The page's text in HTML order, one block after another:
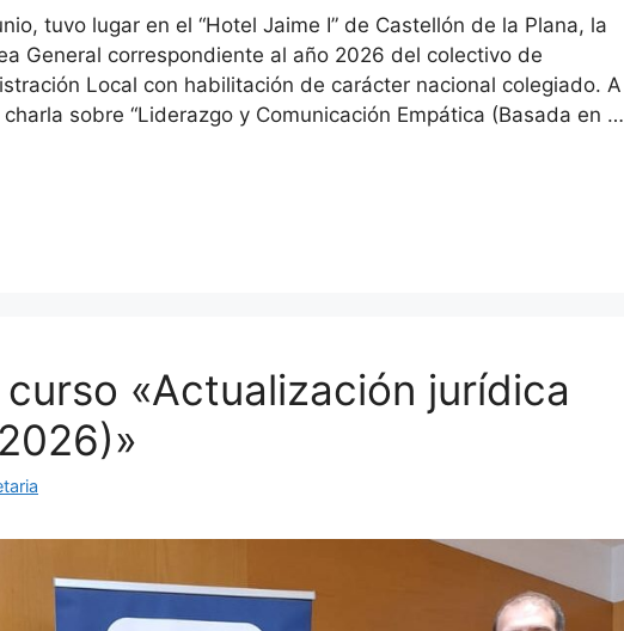
tuvo lugar en el “Hotel Jaime I” de Castellón de la Plana, la
General correspondiente al año 2026 del colectivo de
Local con habilitación de carácter nacional colegiado. A
sobre “Liderazgo y Comunicación Empática (Basada en …
«Actualización jurídica